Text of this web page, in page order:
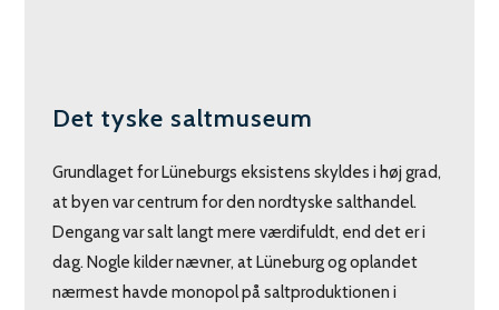
Det tyske saltmuseum
Grundlaget for Lüneburgs eksistens skyldes i høj grad,
at byen var centrum for den nordtyske salthandel.
Dengang var salt langt mere værdifuldt, end det er i
dag. Nogle kilder nævner, at Lüneburg og oplandet
nærmest havde monopol på saltproduktionen i